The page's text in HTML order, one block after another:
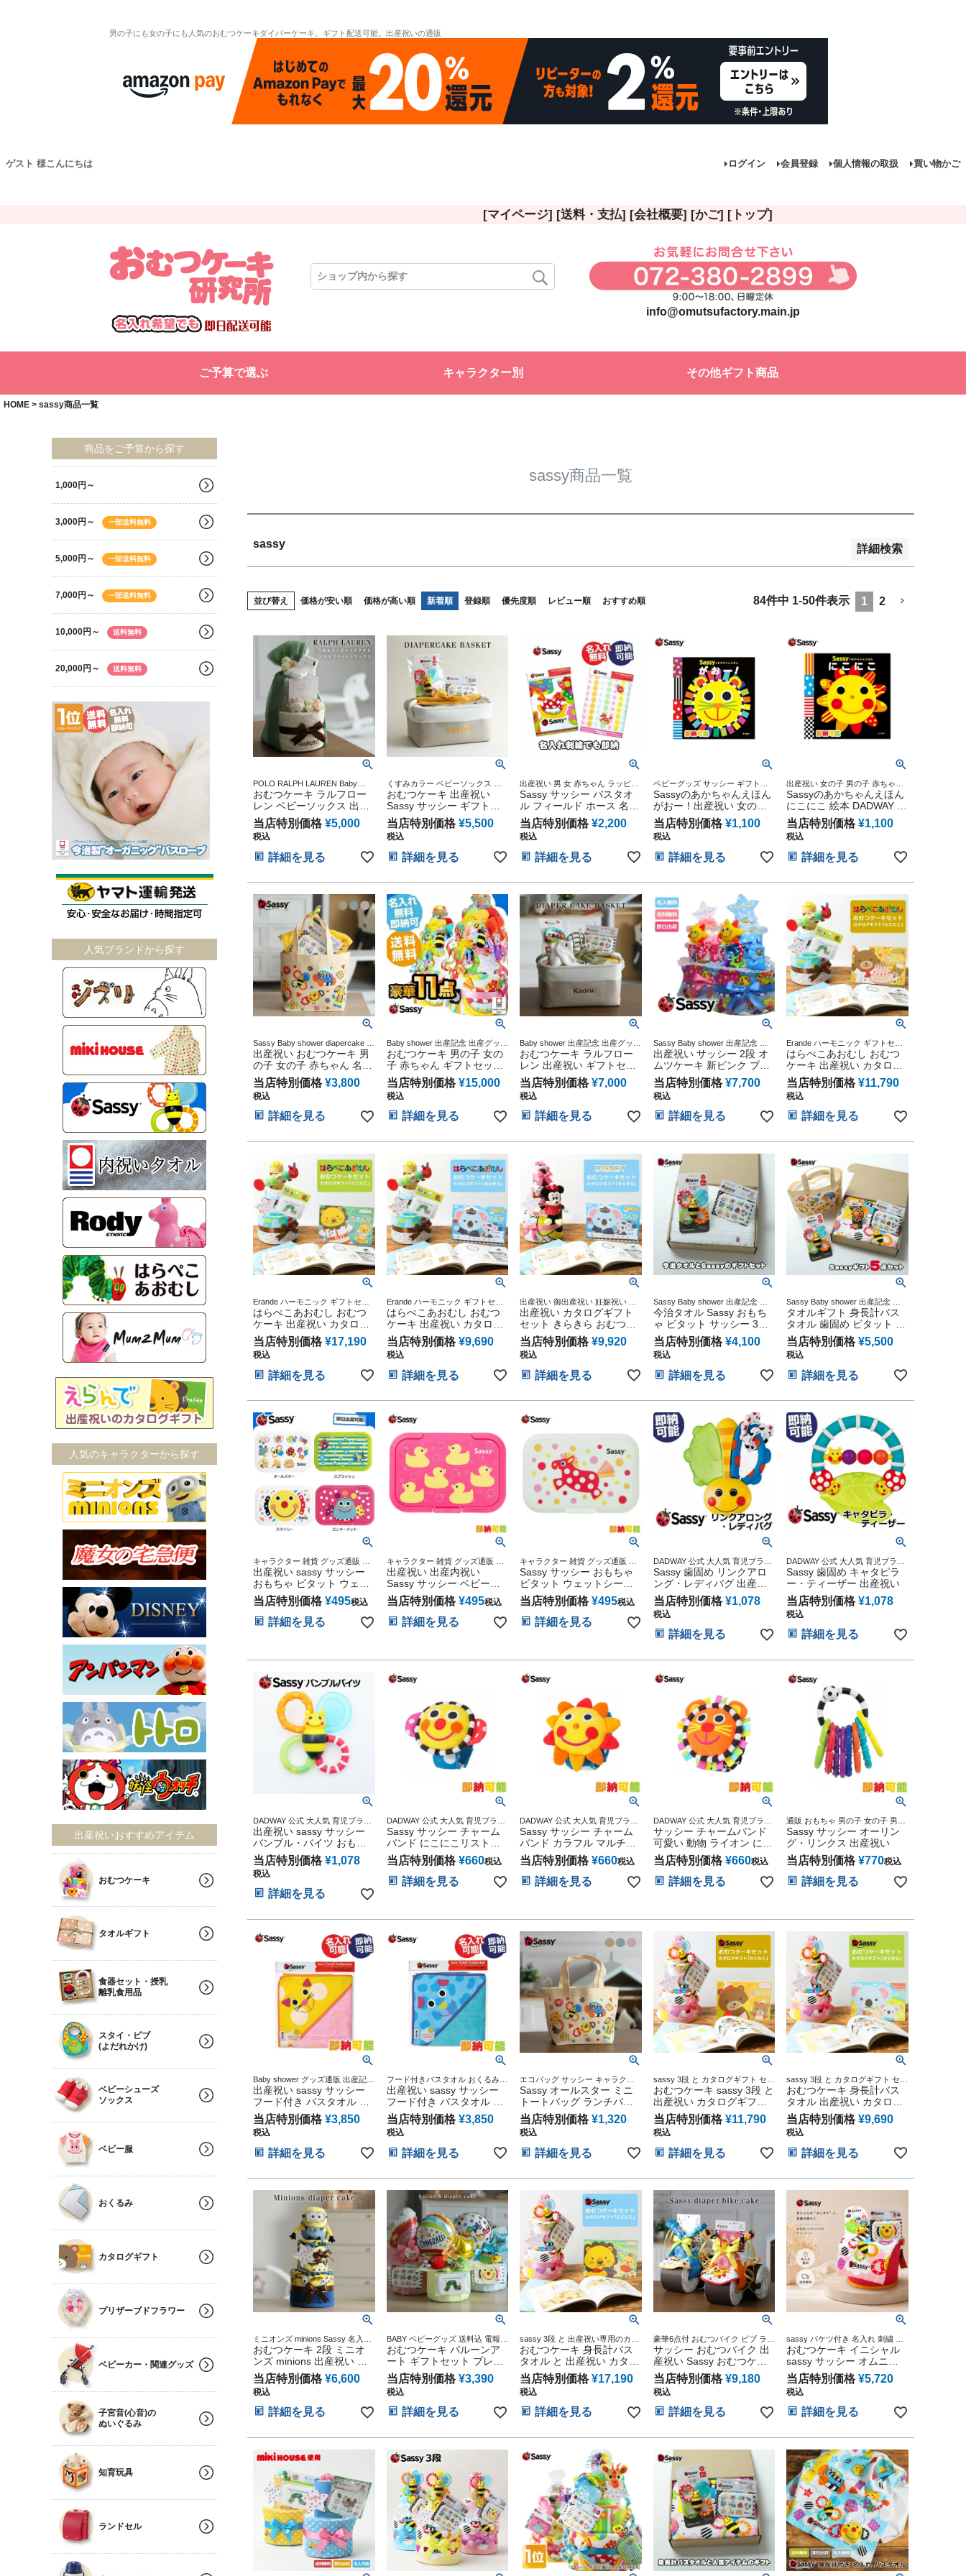
男の子にも女の子にも人気のおむつケーキダイパーケーキ。ギフト配送可能。出産祝いの通販
ゲスト 様こんにちは ログイン 会員登録 個人情報の取扱 買い物かご
[マイページ] [送料・支払] [会社概要] [かご] [トップ]
info@omutsufactory.main.jp
ご予算で選ぶ キャラクター別 その他ギフト商品
HOME sassy商品一覧
商品をご予算から探す
1,000円～
3,000円～ 一部送料無料
5,000円～ 一部送料無料
7,000円～ 一部送料無料
10,000円～ 送料無料
20,000円～ 送料無料
人気ブランドから探す
人気のキャラクターから探す
出産祝いおすすめアイテム
おむつケーキ
タオルギフト
食器セット・授乳
離乳食用品
スタイ・ビブ
(よだれかけ)
ベビーシューズ
ソックス
ベビー服
おくるみ
カタログギフト
プリザーブドフラワー
ベビーカー・関連グッズ
子宮音(心音)の
ぬいぐるみ
知育玩具
ランドセル
sassy商品一覧
sassy 詳細検索
在庫なし商品を表示しない
商品番号/JANコード
予約商品
優先度順
並び替え 価格が安い順 価格が高い順 新着順 登録順 優先度順 レビュー順 おすすめ順 84件中 1-50件表示 1 2
POLO RALPH LAUREN Baby
shower sassy 贈り物 誕生日 出産
記念 人気 オンライン オムツケー
キ カラフル インスタ くすみカラ
ー 今治タオル オーガニック
おむつケーキ ラルフロー
レン ベビーソックス 出産
祝い 2段 名入れ 男の子 女
の子 POLO RALPH
LAUREN 七夕 くすみカラ
ー 今治タオル オーガニッ
ク ダイパーケーキ オシャ
ちゃん 出産 ベイビー クリ
スマス ハロウィン バレン
タイン 七五三 初節句 子供
の日 ギフトセット 端午の
節句 ひな祭り
当店特別価格 ¥5,000
税込
詳細を見る
くすみカラー ベビーソックス 名
入れ刺繍 御出産祝い 誕生日祝い
おむつケーキ 出産祝い
Sassy サッシー ギフトセ
ット バスケット ボックス
ストッカー ケース イニシ
ャル 男の子 女の子 赤ちゃ
ん 名入れ 刺繍 名前入り
くすみカラー ひな祭り 節
当店特別価格 ¥5,500
税込
詳細を見る
出産祝い 男 女 赤ちゃん ラッピン
グ プレゼント ギフト 専門
Sassy サッシー バスタオ
ル フィールド ホース 名入
れ 名前入り 刺繍
当店特別価格 ¥2,200
税込
詳細を見る
ベビーグッズ サッシー ギフトセ
ット カラフル 知育 プレゼント 専
門
Sassyのあかちゃんえほん
がおー！出産祝い 女の子
男の子 赤ちゃん 絵本
DADWAY
当店特別価格 ¥1,100
税込
詳細を見る
出産祝い 女の子 男の子 赤ちゃん
ギフトセット カラフル 知育 プレ
ゼント 専門
Sassyのあかちゃんえほん
にこにこ 絵本 DADWAY ベ
ビーグッズ サッシー
当店特別価格 ¥1,100
税込
詳細を見る
Sassy Baby shower diapercake 出
産記念 出産グッズ マタニティ 妊
婦ママ 御出産祝い 妊娠祝い 誕生
日祝い ハーフバースデー
出産祝い おむつケーキ 男
の子 女の子 赤ちゃん 名入
れ タオル Sassy サッシー
名前入り 刺繍 おむつ7枚
流行 人気 可愛い お洒落
トートバッグ ランチバッ
グ ショッピング ベビーグ
インスタ 出産記念品
当店特別価格 ¥3,800
税込
詳細を見る
Baby shower 出産記念 出産グッズ
出産祝い
おむつケーキ 男の子 女の
子 赤ちゃん ギフトセット
Sassy サッシー DX 3段 豪
華 11点 思い出 赤ちゃん
子供 出産 マタニティ フォ
ト パパ ママ ベイビー お
父さん お母さん クリスマ
ン 七五三 初節句 子供の日
ギフトセット 人気 端午の
節句 ひな祭り 男の子 女の
子
当店特別価格 ¥15,000
税込
詳細を見る
Baby shower 出産記念 出産グッズ
マタニティ 妊婦ママ 御出産祝い
妊娠祝い 誕生日祝い ハーフバー
スデー
おむつケーキ ラルフロー
レン 出産祝い ギフトセッ
ト sassy サッシー バスケ
ット ボックス ストッカー
ストレージ POLO RALPH
LAUREN くすみカラー ベ
ビー ソックス 赤ちゃん 子
ィン バレンタイン 七五三
初節句 子供の日 ギフトセ
ット 人気 端午の節句 ひな
祭り 男の子 女の子
当店特別価格 ¥7,000
税込
詳細を見る
Sassy Baby shower 出産記念 出
産グッズ マタニティ 妊婦ママ 御
出産祝い 妊娠祝い 誕生日祝い ハ
ーフバースデー
出産祝い サッシー 2段 オ
ムツケーキ 新ピンク ブル
ー
当店特別価格 ¥7,700
税込
詳細を見る
Erande ハーモニック ギフトセッ
ト プレゼント ラッピング メッセ
ージカード
はらぺこあおむし おむつ
ケーキ 出産祝い カタログ
ギフト えらんで わくわく
セット 思い出 赤ちゃん 子
供 出産 マタニティ フォト
パパ ママ ベイビー お父さ
ん お母さん クリスマス ハ
五三 初節句 子供の日 ギフ
トセット 人気 端午の節句
ひな祭り 男の子 女の子
当店特別価格 ¥11,790
税込
詳細を見る
Erande ハーモニック ギフトセッ
ト プレゼント ラッピング メッセ
ージカード
はらぺこあおむし おむつ
ケーキ 出産祝い カタログ
ギフト えらんで にこにこ
セット 思い出 赤ちゃん 子
供 出産 マタニティ フォト
パパ ママ ベイビー お父さ
ん お母さん クリスマス ハ
五三 初節句 子供の日 ギフ
トセット 人気 端午の節句
ひな祭り 男の子 女の子
当店特別価格 ¥17,190
税込
詳細を見る
Erande ハーモニック ギフトセッ
ト プレゼント ラッピング メッセ
ージカード
はらぺこあおむし おむつ
ケーキ 出産祝い カタログ
ギフト えらんで きらきら
セット 思い出 赤ちゃん 子
供 出産 マタニティ フォト
パパ ママ ベイビー お父さ
ん お母さん クリスマス ハ
五三 初節句 子供の日 ギフ
トセット 人気 端午の節句
ひな祭り 男の子 女の子
当店特別価格 ¥9,690
税込
詳細を見る
出産祝い 御出産祝い 妊娠祝い 出
産記念 赤ちゃん 男の子 女の子
出産祝い カタログギフト
セット きらきら おむつケ
ーキ ディズニー 思い出 赤
ちゃん 子供 出産 マタニテ
ィ マタニティフォト パパ
ママ ベイビー お父さん お
母さん クリスマス ハロウ
初節句 子供の日 ギフトセ
ット 人気 端午の節句 ひな
祭り
当店特別価格 ¥9,920
税込
詳細を見る
Sassy Baby shower 出産記念 出
産グッズ マタニティ 妊婦ママ 御
出産祝い 妊娠祝い 誕生日祝い ハ
ーフバースデー
今治タオル Sassy おもち
ゃ ビタット サッシー 3点
ギフトセット
当店特別価格 ¥4,100
税込
詳細を見る
Sassy Baby shower 出産記念 出
産グッズ マタニティ 妊婦ママ 御
出産祝い 妊娠祝い 誕生日祝い ハ
ーフバースデー
タオルギフト 身長計バス
タオル 歯固め ビタット 5
点セット 名入れ
当店特別価格 ¥5,500
税込
詳細を見る
キャラクター 雑貨 グッズ通販 出
産記念 出産祝い 小物 出産記念
出産祝い sassy サッシー
おもちゃ ビタット ウェッ
トシート おしりふきのふ
た プレゼント 男の子 女の
子 ギフト キャラクター 豪
華 インスタ
当店特別価格 ¥495税込
詳細を見る
キャラクター 雑貨 グッズ通販 出
産記念 出産祝い 小物 出産記念
出産祝い 出産内祝い
Sassy サッシー ベビーグ
ッズ ビタット ウェットシ
ート ダッキー おしりふき
ふた ケース プレゼント 赤
ちゃん 乳児 新生児 幼児
い 人気 小物
当店特別価格 ¥495税込
詳細を見る
キャラクター 雑貨 グッズ通販 出
産記念 出産祝い 小物 出産記念
Sassy サッシー おもちゃ
ビタット ウェットシート
ポニー おしりふき
当店特別価格 ¥495税込
詳細を見る
DADWAY 公式 大人気 育児ブラン
ド キャラクター 雑貨 グッズ通販
出産記念 小物 ダッドウェイ オン
ライン
Sassy 歯固め リンクアロ
ング・レディバグ 出産祝
い
当店特別価格 ¥1,078
税込
詳細を見る
DADWAY 公式 大人気 育児ブラン
ド キャラクター 雑貨 グッズ通販
出産記念 小物 ダッドウェイ オン
ライン
Sassy 歯固め キャタピラ
ー・ティーザー 出産祝い
当店特別価格 ¥1,078
税込
詳細を見る
DADWAY 公式 大人気 育児ブラン
ド キャラクター 雑貨 グッズ通販
出産記念 小物 ダッドウェイ オン
ライン
出産祝い sassy サッシー
バンブル・バイツ おもち
ゃ
当店特別価格 ¥1,078
税込
詳細を見る
DADWAY 公式 大人気 育児ブラン
ド キャラクター 雑貨 グッズ通販
出産記念 小物 ダッドウェイ オン
ライン
Sassy サッシー チャーム
バンド にこにこリストラ
トル はっぴー
当店特別価格 ¥660税込
詳細を見る
DADWAY 公式 大人気 育児ブラン
ド キャラクター 雑貨 グッズ通販
出産記念 小物 ダッドウェイ オン
ライン
Sassy サッシー チャーム
バンド カラフル マルチカ
ラー おひさま にこにこリ
ストラトル
当店特別価格 ¥660税込
詳細を見る
DADWAY 公式 大人気 育児ブラン
ド キャラクター 雑貨 グッズ通販
出産記念 小物 ダッドウェイ オン
ライン
サッシー チャームバンド
可愛い 動物 ライオン にこ
にこリストラトル らいお
ん
当店特別価格 ¥660税込
詳細を見る
通販 おもちゃ 男の子 女の子 男女
兼用 クリスマス プレゼント かわ
いい 人気 ランキング 男 女 記念日
お誕生日 ご褒美 お祝い 入園 入学
Sassy サッシー オーリン
グ・リンクス 出産祝い
当店特別価格 ¥770税込
詳細を見る
Baby shower グッズ通販 出産記念
小物 出産記念 マタニティ 妊婦マ
マ 御出産祝い 妊娠祝い 誕生日祝
い 妊娠祝い ハーフバースデー
出産祝い sassy サッシー
フード付き バスタオル イ
エローキャット バスロー
ブ
当店特別価格 ¥3,850
税込
詳細を見る
フード付きバスタオル おくるみ
プレゼント ギフト 男の子 女の子
キャラクター 赤ちゃん 特典 流行
可愛い 豪華
出産祝い sassy サッシー
フード付き バスタオル ブ
ルー ドッグ
当店特別価格 ¥3,850
税込
詳細を見る
エコバッグ サッシー キャラクタ
ー 鞄 雑貨 グッズ通販 出産記念 出
産祝い 小物 学生 学校 通学 通勤
部活 記念日 お祝い 御祝い インス
タグラマー愛用
Sassy オールスター ミニ
トートバッグ ランチバッ
グ ショッピング 思い出 赤
ちゃん 子供 出産 フォト
ベイビー クリスマス ハロ
ウィン バレンタイン 七五
三 初節句 子供の日 ギフト
な祭り 男の子 女の子
当店特別価格 ¥1,320
税込
詳細を見る
sassy 3段 と カタログギフト セッ
ト 出産祝い おむつケーキ
おむつケーキ sassy 3段 と
出産祝い カタログギフト
えらんで わくわく セット
ハーモニック
当店特別価格 ¥11,790
税込
詳細を見る
sassy 3段 と カタログギフト セッ
ト 出産祝い
おむつケーキ 身長計バス
タオル 出産祝い カタログ
ギフト えらんで きらきら
ハーモニック
当店特別価格 ¥9,690
税込
詳細を見る
ミニオンズ minions Sassy 名入れ
送料無料 オムツケーキ 女の子 男
の子 ビタット sassy サッシー メ
リーズ パンパース 1歳 誕生日 出
産祝い おむつケーキ 妊娠祝い プ
レゼント
おむつケーキ 2段 ミニオ
ンズ minions 出産祝い 名
入れ 乳幼児 おもちゃ バス
タオル オムツケーキ ギフ
ト キャラクター ダイパー
ケーキ 豪華 ボブ ティム
思い出 赤ちゃん 子供 出産
ス ハロウィン バレンタイ
ン 七五三 初節句 子供の日
ギフトセット 人気 端午の
節句 ひな祭り 男の子 女の
当店特別価格 ¥6,600
税込
詳細を見る
BABY ベビーグッズ 送料込 電報
結婚 誕生日 御出産祝い 妊娠祝い
出産記念
おむつケーキ バルーンア
ート ギフトセット プレゼ
ント
当店特別価格 ¥3,390
税込
詳細を見る
sassy 3段 と 出産祝い専用のカタ
ログギフト セット 出産祝い おむ
つケーキ
おむつケーキ 身長計バス
タオル と 出産祝い カタロ
グギフト えらんで にこに
こ ハーモニック
当店特別価格 ¥17,190
税込
詳細を見る
豪華6点付 おむつバイク ビブ ラト
ル タオル マグ オムツケーキ メリ
ーズ パンパース 出産祝い 妊娠祝
い
サッシー おむつバイク 出
産祝い Sassy おむつケー
キ 男の子 女の子 送料無料
思い出 赤ちゃん 子供 出産
マタニティ マタニティフ
ォト パパ ママ ベイビー
お父さん お母さん クリス
イン 七五三 初節句 子供の
日 ギフトセット 人気 端午
の節句 ひな祭り
当店特別価格 ¥9,180
税込
詳細を見る
sassy バケツ付き 名入れ 刺繍 ウ
ォッシュタオル 歯固め おもちゃ
付 出産祝い 妊娠祝い プレゼント
おむつケーキ イニシャル
sassy サッシー オムニウ
ッティ 出産祝い ラルフロ
ーレン ベビーソックス は
らぺこあおむし くまのが
っこう バケツ 男の子 女の
子 赤ちゃん
当店特別価格 ¥5,720
税込
詳細を見る